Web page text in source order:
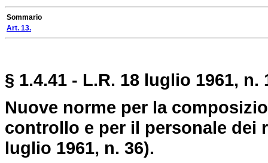
Sommario
Art. 13.
§ 1.4.41 - L.R. 18 luglio 1961, n.
Nuove norme per la
controllo e per il personale dei
luglio 1961, n. 36).